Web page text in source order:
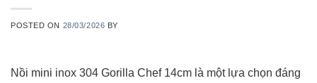
POSTED ON 28/03/2026 BY
Nồi mini inox 304 Gorilla Chef 14cm là một lựa chọn đáng